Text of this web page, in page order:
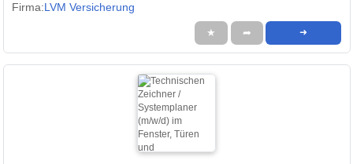
Firma:LVM Versicherung
★ ➦ ➜